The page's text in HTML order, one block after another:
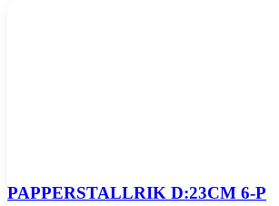
PAPPERSTALLRIK D:23CM 6-P